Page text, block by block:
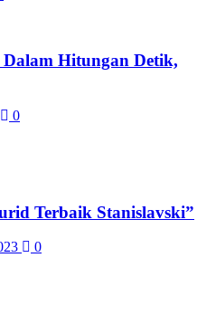
Hitungan Detik,
0
Terbaik Stanislavski”
0